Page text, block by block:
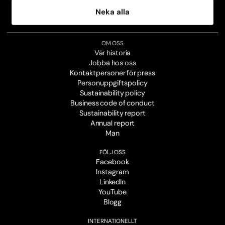
Neka alla
Avboka tid
Broschyrer
OM OSS
Vår historia
Jobba hos oss
Kontaktpersoner för press
Personuppgiftspolicy
Sustainability policy
Business code of conduct
Sustainability report
Annual report
Man
FÖLJ OSS
Facebook
Instagram
LinkedIn
YouTube
Blogg
INTERNATIONELLT